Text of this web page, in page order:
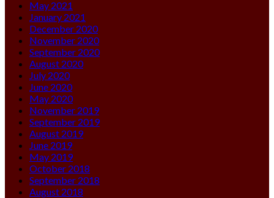
May 2021
January 2021
December 2020
November 2020
September 2020
August 2020
July 2020
June 2020
May 2020
November 2019
September 2019
August 2019
June 2019
May 2019
October 2018
September 2018
August 2018